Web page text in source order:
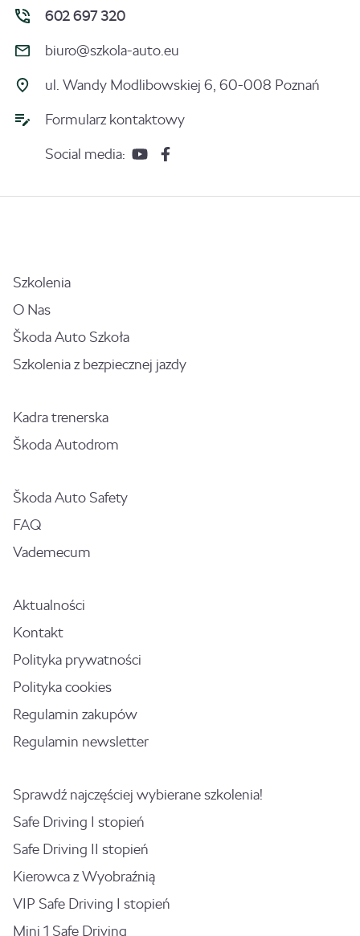
602 697 320
biuro@szkola-auto.eu
ul. Wandy Modlibowskiej 6, 60-008 Poznań
Formularz kontaktowy
Social media:
Szkolenia
O Nas
Škoda Auto Szkoła
Szkolenia z bezpiecznej jazdy
Kadra trenerska
Škoda Autodrom
Škoda Auto Safety
FAQ
Vademecum
Aktualności
Kontakt
Polityka prywatności
Polityka cookies
Regulamin zakupów
Regulamin newsletter
Sprawdź najczęściej wybierane szkolenia!
Safe Driving I stopień
Safe Driving II stopień
Kierowca z Wyobraźnią
VIP Safe Driving I stopień
Mini 1 Safe Driving